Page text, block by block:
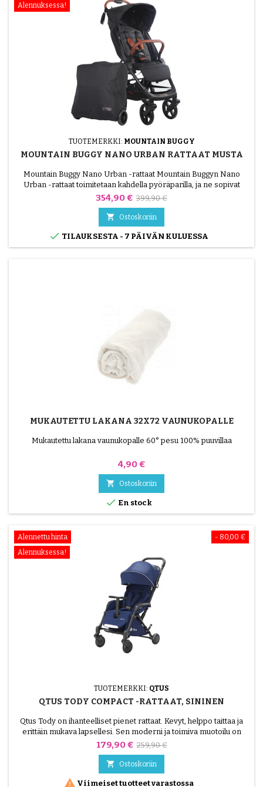
Alennuksessa!
TUOTEMERKKI: MOUNTAIN BUGGY
MOUNTAIN BUGGY NANO URBAN RATTAAT MUSTA
Mountain Buggy Nano Urban -rattaat Mountain Buggyn Nano
Urban -rattaat toimitetaan kahdella pyöräparilla, ja ne sopivat
kaikkiin perheisiin ja kaikkiin tilanteisiin: suuret maastopyörät
Korkeaselkäisessä istuimessa istuen lapsesi voi nauttia
ympäröivästä maaseudusta tai maata makuulla...
Hinta
354,90 € Normaalihinta
399,90 €
 Ostoskoriin
 TILAUKSESTA - 7 PÄIVÄN KULUESSA
MUKAUTETTU LAKANA 32X72 VAUNUKOPALLE
Mukautettu lakana vaunukopalle 60° pesu 100% puuvillaa
Hinta
4,90 €
 Ostoskoriin
 En stock
- 80,00 €
Alennettu hinta
Alennuksessa!
TUOTEMERKKI: QTUS
QTUS TODY COMPACT -RATTAAT, SININEN
Qtus Tody on ihanteelliset pienet rattaat. Kevyt, helppo taittaa ja
erittäin mukava lapsellesi. Sen moderni ja toimiva muotoilu on
saanut inspiraationsa saksalaisesta Bauhaus-tyylistä. Olitpa
Rattaat voidaan työntää, kuljettaa vaunutilassa.
Hinta
179,90 € Normaalihinta
259,90 €
 Ostoskoriin
 Viimeiset tuotteet varastossa